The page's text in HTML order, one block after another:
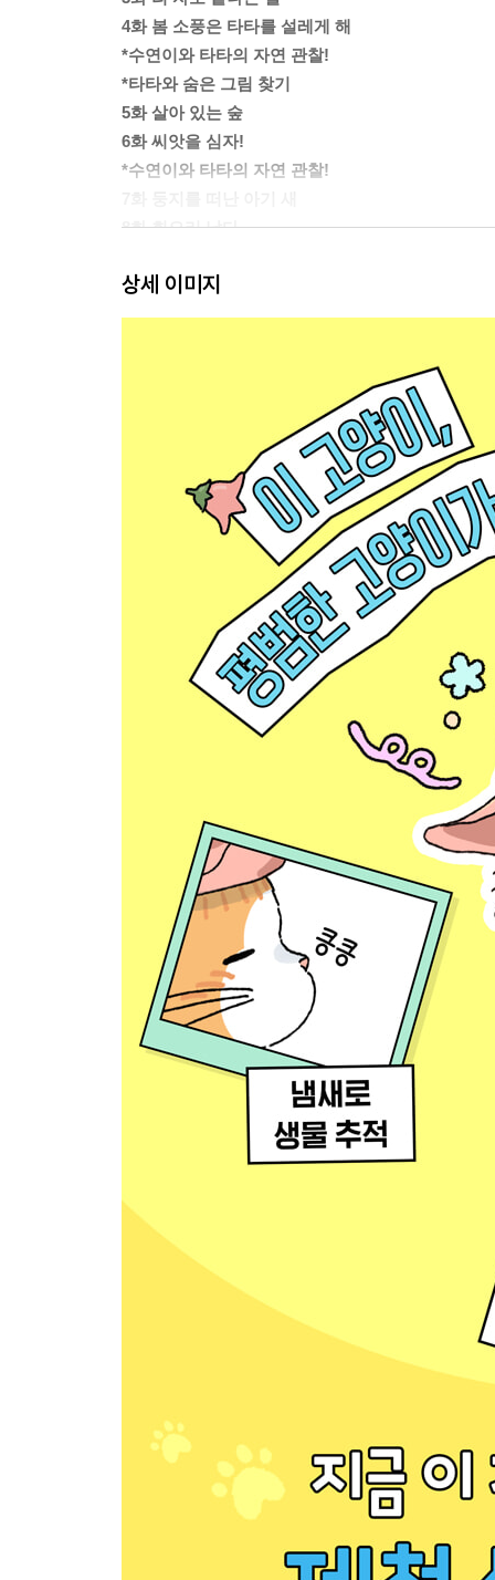
4화 봄 소풍은 타타를 설레게 해
*수연이와 타타의 자연 관찰!
*타타와 숨은 그림 찾기
5화 살아 있는 숲
6화 씨앗을 심자!
*수연이와 타타의 자연 관찰!
8화 회오리 날다
*타타와 봄 생물 퀴즈
정답
상세 이미지